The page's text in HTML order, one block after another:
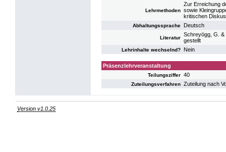
Lehrmethoden
Zur Erreichung
sowie
kritischen
Abhaltungssprache Deutsch
Literatur
Schreyögg, G. &
gestellt
Lehrinhalte wechselnd? Nein
Präsenzlehrveranstaltung
Teilungsziffer 40
Zuteilungsverfahren Zuteilung nach
Version v1.0.25